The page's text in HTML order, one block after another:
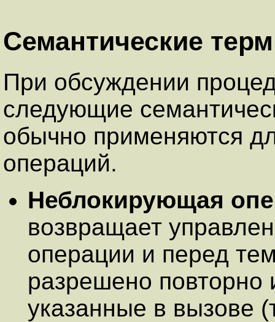
Семантические
При обсуждении
следующие
обычно применяются
операций.
Неблокирующая
возвращает
операции и перед
разрешено повторно
указанные в вызове